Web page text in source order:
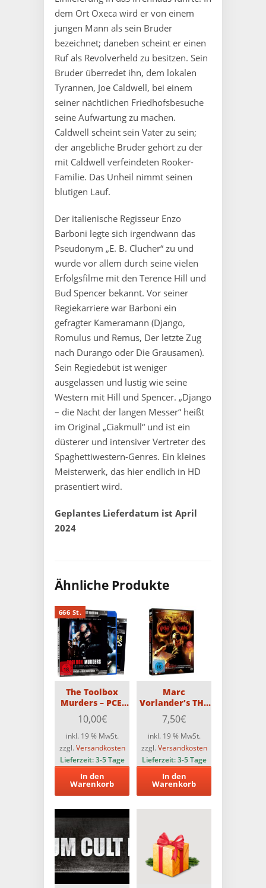
dem Ort Oxeca wird er von einem
jungen Mann als sein Bruder
bezeichnet; daneben scheint er einen
Ruf als Revolverheld zu besitzen. Sein
Bruder überredet ihn, dem lokalen
Tyrannen, Joe Caldwell, bei einem
seiner nächtlichen Friedhofsbesuche
seine Aufwartung zu machen.
Caldwell scheint sein Vater zu sein;
der angebliche Bruder gehört zu der
mit Caldwell verfeindeten Rooker-
Familie. Das Unheil nimmt seinen
blutigen Lauf.
Der italienische Regisseur Enzo
Barboni legte sich irgendwann das
Pseudonym „E. B. Clucher“ zu und
wurde vor allem durch seine vielen
Erfolgsfilme mit den Terence Hill und
Bud Spencer bekannt. Vor seiner
Regiekarriere war Barboni ein
gefragter Kameramann (Django,
Romulus und Remus, Der letzte Zug
nach Durango oder Die Grausamen).
Sein Regiedebüt ist weniger
ausgelassen und lustig wie seine
Western mit Hill und Spencer. „Django
– die Nacht der langen Messer“ heißt
im Original „Ciakmull“ und ist ein
düsterer und intensiver Vertreter des
Spaghettiwestern-Genres. Ein kleines
Meisterwerk, das hier endlich in HD
präsentiert wird.
Geplantes Lieferdatum ist April
2024
Ähnliche Produkte
666 St.
The Toolbox
Murders – PCE-
Uncut-Edition –
Limitiert auf 666
Stück (Blu-
ray+DVD)
10,00€
inkl. 19 % MwSt.
zzgl. Versandkosten
Lieferzeit:3-5 Tage
In den
Warenkorb
Marc
Vorlander’s THE
NEXT
DEATHWISH:
Another
Beginning (2-Disc-
Edition)
7,50€
inkl. 19 % MwSt.
zzgl. Versandkosten
Lieferzeit:3-5 Tage
In den
Warenkorb